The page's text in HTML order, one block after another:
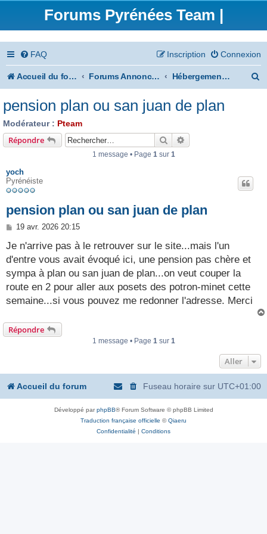
Forums Pyrénées Team |
FAQ Connexion
Inscription
Accueil du forum Forums Annonces Hébergement dans les Pyrénées
pension plan ou san juan de plan
Modérateur : Pteam
Répondre Rechercher
1 message • Page 1sur 1
yoch
Pyrénéiste
pension plan ou san juan de plan
M
s
a
g
e
19 avr. 2026 20:15
Je n'arrive pas à le retrouver sur le site...mais l'un
d'entre vous avait évoqué ici, une pension pas chère et
sympa à plan ou san juan de plan...on veut couper la
route en 2 pour aller aux posets des potron-minet cette
semaine...si vous pouvez me redonner l'adresse. Merci
Répondre
1 message • Page 1sur 1
Aller
Accueil du forum Fuseau horaire sur UTC+01:00
Développé parphpBB® Forum Software © phpBB Limited
Traduction française officielle ©Qiaeru
Confidentialité | Conditions